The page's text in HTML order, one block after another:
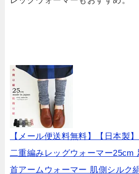
【メール便送料無料】【日本製
二重編みレッグウォーマー25cm
首アームウォーマー 肌側シルク